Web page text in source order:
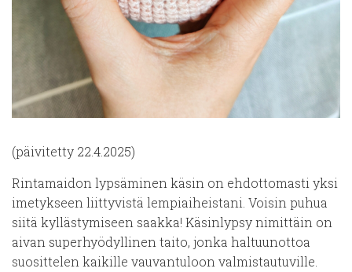
(päivitetty 22.4.2025)
Rintamaidon lypsäminen käsin on ehdottomasti yksi
imetykseen liittyvistä lempiaiheistani. Voisin puhua
siitä kyllästymiseen saakka! Käsinlypsy nimittäin on
aivan superhyödyllinen taito, jonka haltuunottoa
suosittelen kaikille vauvantuloon valmistautuville.